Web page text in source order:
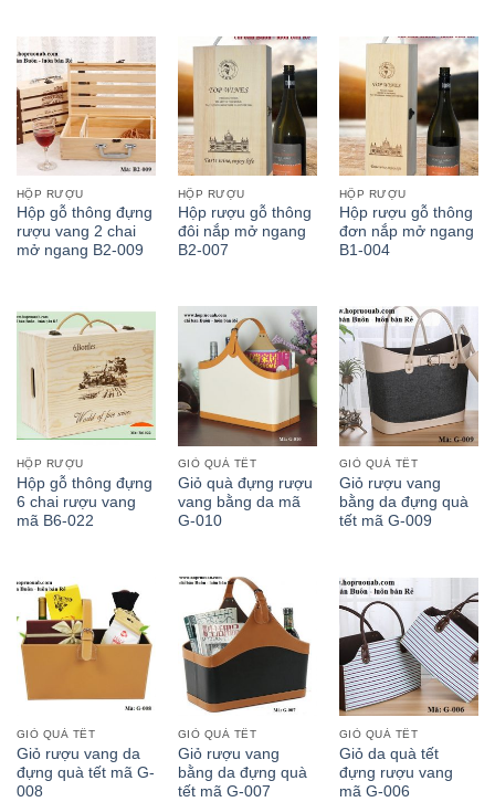
HỘP RƯỢU
Hộp gỗ thông đựng
rượu vang 2 chai
mở ngang B2-009
HỘP RƯỢU
Hộp rượu gỗ thông
đôi nắp mở ngang
B2-007
HỘP RƯỢU
Hộp rượu gỗ thông
đơn nắp mở ngang
B1-004
HỘP RƯỢU
Hộp gỗ thông đựng
6 chai rượu vang
mã B6-022
GIỎ QUÀ TẾT
Giỏ quà đựng rượu
vang bằng da mã
G-010
GIỎ QUÀ TẾT
Giỏ rượu vang
bằng da đựng quà
tết mã G-009
GIỎ QUÀ TẾT
Giỏ rượu vang da
đựng quà tết mã G-
008
GIỎ QUÀ TẾT
Giỏ rượu vang
bằng da đựng quà
tết mã G-007
GIỎ QUÀ TẾT
Giỏ da quà tết
đựng rượu vang
mã G-006